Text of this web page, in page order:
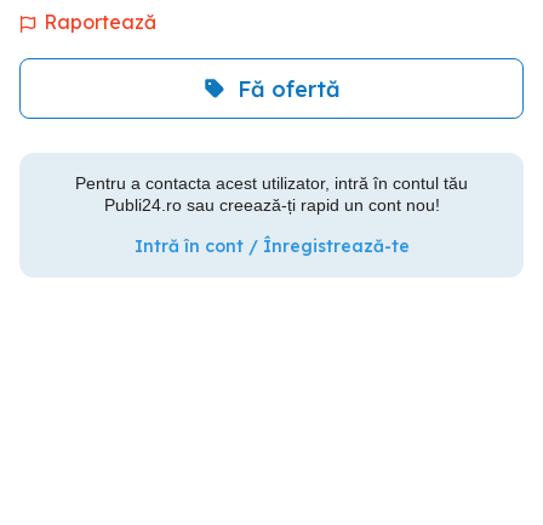
Raportează
Fă ofertă
Pentru a contacta acest utilizator, intră în contul tău
Publi24.ro sau creează-ți rapid un cont nou!
Intră în cont / Înregistrează-te